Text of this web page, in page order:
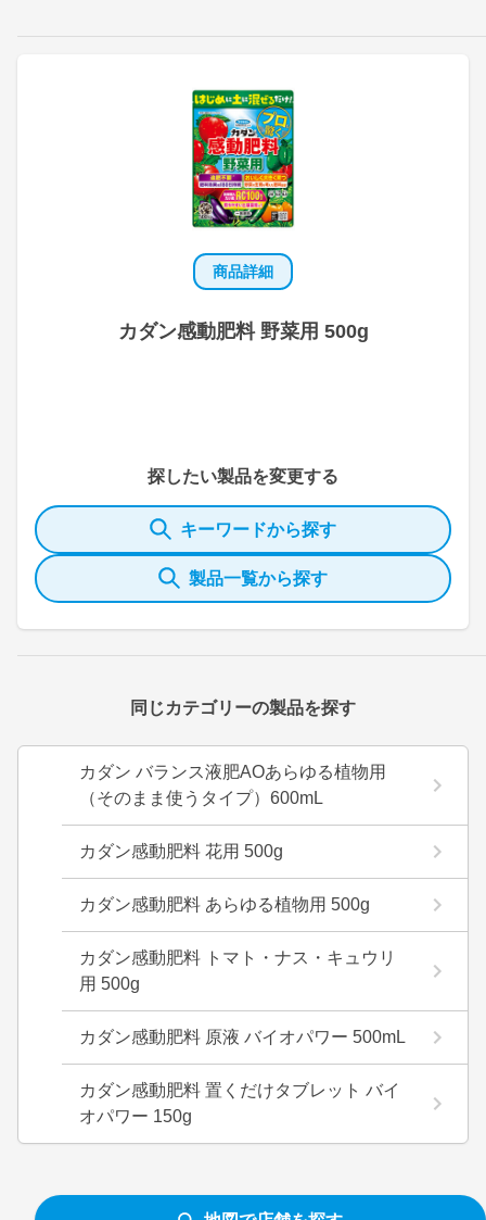
商品詳細
カダン感動肥料 野菜用 500g
探したい製品を変更する
キーワードから探す
製品一覧から探す
同じカテゴリーの製品を探す
カダン バランス液肥AOあらゆる植物用
（そのまま使うタイプ）600mL
カダン感動肥料 花用 500g
カダン感動肥料 あらゆる植物用 500g
カダン感動肥料 トマト・ナス・キュウリ
用 500g
カダン感動肥料 原液 バイオパワー 500mL
カダン感動肥料 置くだけタブレット バイ
オパワー 150g